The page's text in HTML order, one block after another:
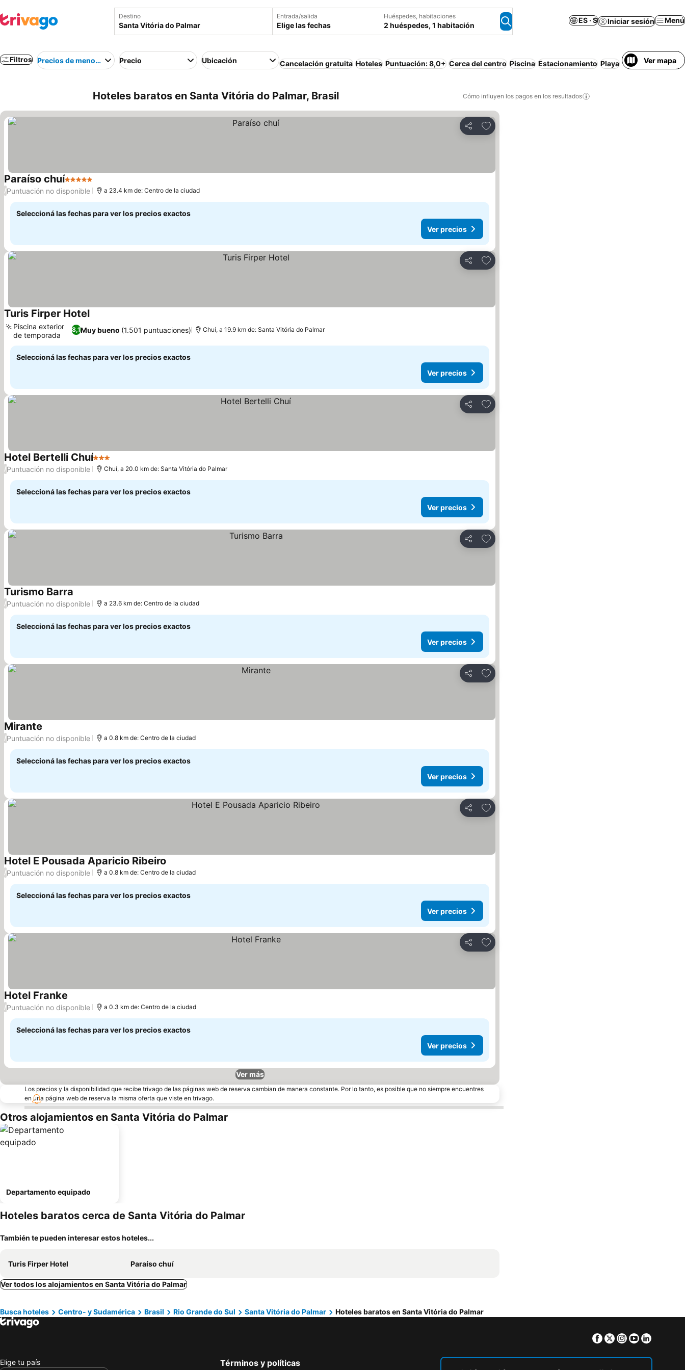
Destino Entrada/salida
Elige las fechas
Huéspedes, habitaciones
2 huéspedes, 1 habitación
ES · $ Iniciar sesión Menú
Filtros Precios de menor a mayorPrecio Ubicación Cancelación gratuita Hoteles Puntuación: 8,0+ Cerca del centro Piscina Estacionamiento Playa Ver mapa
Hoteles baratos en Santa Vitória do Palmar, Brasil Cómo influyen los pagos en los resultados
Compartir
Añadir a favoritos
Paraíso chuí5 EstrellasVer precios
/Puntuación no disponible a 23.4 km de: Centro de la ciudad
Seleccioná las fechas para ver los precios exactos
Ver precios
Compartir
Añadir a favoritos
Turis Firper HotelVer precios
8,1Muy bueno (1.501 puntuaciones)
Piscina exterior
de temporada
Chuí, a 19.9 km de: Santa Vitória do Palmar
Seleccioná las fechas para ver los precios exactos
Ver precios
Compartir
Añadir a favoritos
Hotel Bertelli Chuí3 Estrellas
/Puntuación no disponible Chuí, a 20.0 km de: Santa Vitória do Palmar
Seleccioná las fechas para ver los precios exactos
Ver precios
Compartir
Añadir a favoritos
Turismo Barra Ver precios
/Puntuación no disponible a 23.6 km de: Centro de la ciudad
Seleccioná las fechas para ver los precios exactos
Ver precios
Compartir
Añadir a favoritos
Mirante
/Puntuación no disponible a 0.8 km de: Centro de la ciudad
Seleccioná las fechas para ver los precios exactos
Ver precios
Compartir
Añadir a favoritos
Hotel E Pousada Aparicio Ribeiro
/Puntuación no disponible a 0.8 km de: Centro de la ciudad
Seleccioná las fechas para ver los precios exactos
Ver precios
Compartir
Añadir a favoritos
Hotel Franke Ver precios
/Puntuación no disponible a 0.3 km de: Centro de la ciudad
Seleccioná las fechas para ver los precios exactos
Ver precios
Ver más
Los precios y la disponibilidad que recibe trivago de las páginas web de reserva cambian de manera constante. Por lo tanto, es posible que no siempre encuentres
en una página web de reserva la misma oferta que viste en trivago.
Otros alojamientos en Santa Vitória do Palmar
Departamento equipado
Hoteles baratos cerca de Santa Vitória do Palmar
También te pueden interesar estos hoteles...
Turis Firper Hotel Paraíso chuí
Ver todos los alojamientos en Santa Vitória do Palmar
Busca hoteles Centro- y Sudamérica Brasil Rio Grande do Sul Santa Vitória do Palmar Hoteles baratos en Santa Vitória do Palmar
Facebook
TwitterInstagram
Youtube
Elige tu país Términos y políticas